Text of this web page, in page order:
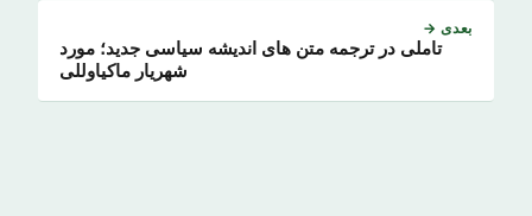
بعدی →
تاملی در ترجمه‎ متن‎ های اندیشه‎ سیاسی جدید؛ مورد
شهریار ماکیاوللی